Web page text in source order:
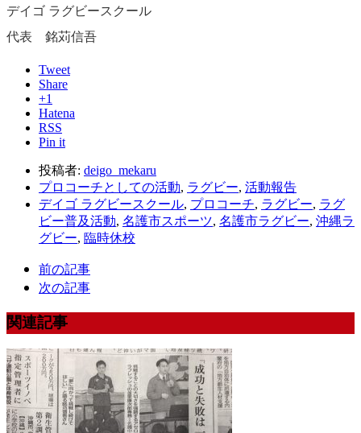
デイゴ ラグビースクール
代表 銘苅信吾
Tweet
Share
+1
Hatena
RSS
Pin it
投稿者: deigo_mekaru
プロコーチとしての活動, ラグビー, 活動報告
デイゴ ラグビースクール, プロコーチ, ラグビー, ラグ
ビー普及活動, 名護市スポーツ, 名護市ラグビー, 沖縄ラ
グビー, 臨時休校
前の記事
次の記事
関連記事